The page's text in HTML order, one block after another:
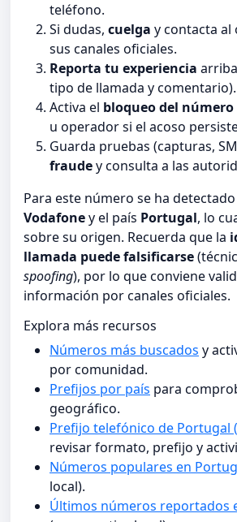
teléfono.
Si dudas, cuelga y contacta
sus canales oficiales.
Reporta tu experiencia
tipo de llamada y
Activa el bloqueo del número
u operador si el acoso
Guarda pruebas (capturas,
fraudey consulta a las
Para este número se ha
Vodafoney el país Portugal, lo
sobre su origen. Recuerda que la
llamada puede falsificarse
spoofing), por lo que conviene
información por canales oficiales.
Explora más recursos
Números más buscados y
por comunidad.
Prefijos por país para
geográfico.
Prefijo telefónico de Portugal
revisar formato, prefijo y
Números populares en
local).
Últimos números reportados